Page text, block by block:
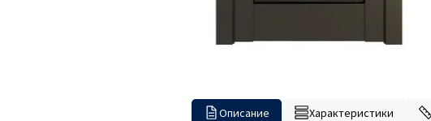
Описание Характеристики